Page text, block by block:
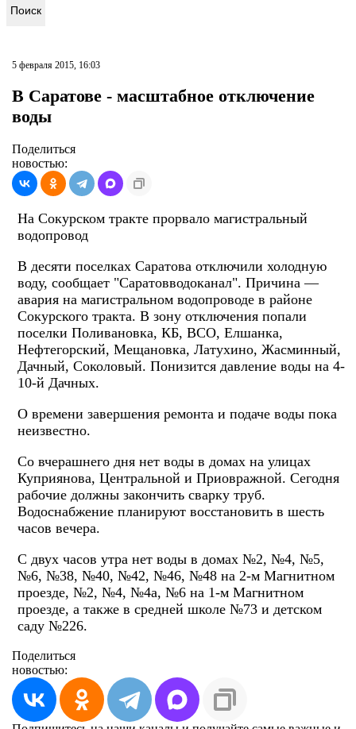
Поиск
5 февраля 2015, 16:03
В Саратове - масштабное отключение
воды
Поделиться
новостью:
На Сокурском тракте прорвало магистральный
водопровод
В десяти поселках Саратова отключили холодную
воду, сообщает "Саратовводоканал". Причина —
авария на магистральном водопроводе в районе
Сокурского тракта. В зону отключения попали
поселки Поливановка, КБ, ВСО, Елшанка,
Нефтегорский, Мещановка, Латухино, Жасминный,
Дачный, Соколовый. Понизится давление воды на 4-
10-й Дачных.
О времени завершения ремонта и подаче воды пока
неизвестно.
Со вчерашнего дня нет воды в домах на улицах
Куприянова, Центральной и Приовражной. Сегодня
рабочие должны закончить сварку труб.
Водоснабжение планируют восстановить в шесть
часов вечера.
С двух часов утра нет воды в домах №2, №4, №5,
№6, №38, №40, №42, №46, №48 на 2-м Магнитном
проезде, №2, №4, №4а, №6 на 1-м Магнитном
проезде, а также в средней школе №73 и детском
саду №226.
Поделиться
новостью: